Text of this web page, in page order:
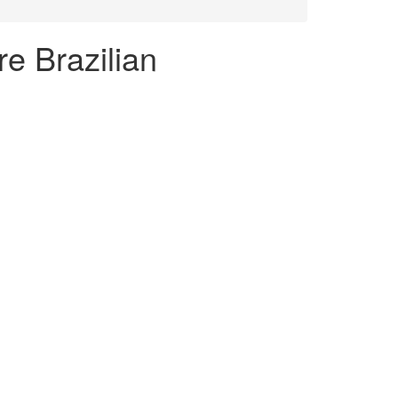
Brazilian